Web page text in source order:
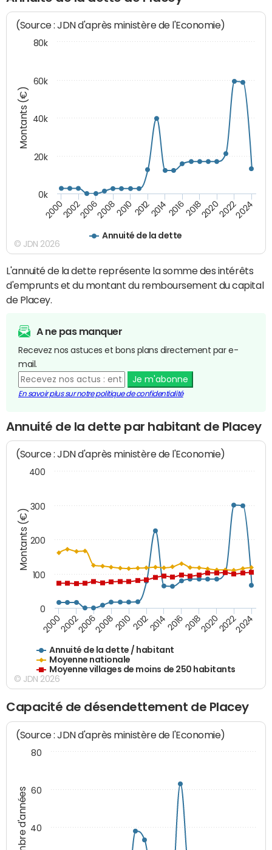
Montants (€)
(Source : JDN d'après ministère de l'Economie)
Annuité de la dette
20002002200620082010 2012201420162018202020222024
0k
20k
40k
60k
80k
© JDN 2026
L'annuité de la dette représente la somme des intérêts
d'emprunts et du montant du remboursement du capital
de Placey.
A ne pas manquer
Recevez nos astuces et bons plans directement par e-
mail.
Je m'abonne
En savoir plus sur notre politique de confidentialité
Annuité de la dette par habitant de Placey
Montants (€)
(Source : JDN d'après ministère de l'Economie)
Annuité de la dette / habitant
Moyenne nationale
Moyenne villages de moins de 250 habitants
200020022006200820102012201420162018202020222024
0
100
200
300
400
© JDN 2026
Capacité de désendettement de Placey
Nombre d'années
(Source : JDN d'après ministère de l'Economie)
40
60
80